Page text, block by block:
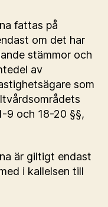
fattas på
om det har
stämmor och
av
som
9 och 18-20 §§,
är giltigt endast
i kallelsen till